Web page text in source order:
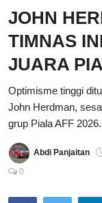
Sportainment
Total Sports
Contact
Pedoman Media
JOHN
TIMNAS
JUARA
Optimisme tinggi
John Herdman,
grup Piala AFF 2026.
Abdi Panjaitan
0